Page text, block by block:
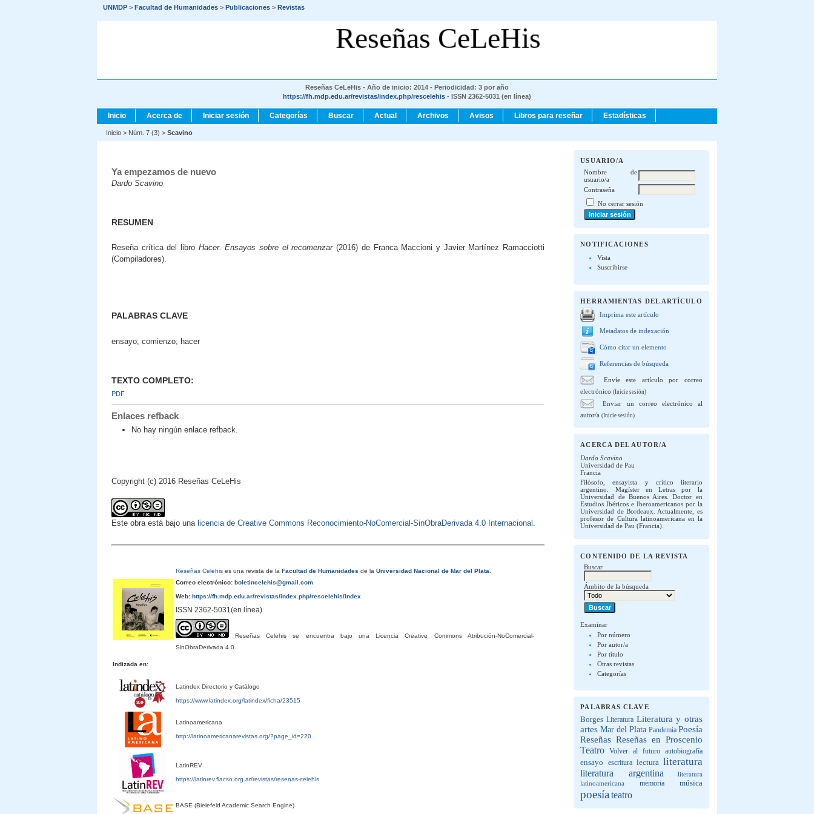
UNMDP > Facultad de Humanidades > Publicaciones > Revistas
Reseñas CeLeHis
Reseñas CeLeHis - Año de inicio: 2014 - Periodicidad: 3 por año
https://fh.mdp.edu.ar/revistas/index.php/rescelehis - ISSN 2362-5031 (en línea)
USUARIO/A
Nombre de
usuario/a
Contraseña
No cerrar sesión
NOTIFICACIONES
Vista
Suscribirse
HERRAMIENTAS DEL ARTÍCULO
Imprima este artículo
Metadatos de indexación
Cómo citar un elemento
Referencias de búsqueda
Envíe este artículo por correo
electrónico(Inicie sesión)
Enviar un correo electrónico al
autor/a(Inicie sesión)
ACERCA DEL AUTOR/A
Dardo Scavino
Universidad de Pau
Francia
Filósofo, ensayista y crítico literario
argentino. Magíster en Letras por la
Universidad de Buenos Aires. Doctor en
Estudios Ibéricos e Iberoamericanos por la
Universidad de Bordeaux. Actualmente, es
profesor de Cultura latinoamericana en la
Universidad de Pau (Francia).
CONTENIDO DE LA REVISTA
Buscar
Ámbito de la búsqueda
Examinar
Por número
Por autor/a
Por título
Otras revistas
Categorías
PALABRAS CLAVE
Borges Literatura Literatura y otras
artes Mar del Plata Pandemia Poesía
Reseñas Reseñas en Proscenio
Teatro Volver al futuro autobiografía
ensayo escritura lectura literatura
literatura argentina
literatura
latinoamericana
memoria música
poesía teatro
Inicio Acerca de Iniciar sesión Categorías Buscar Actual Archivos Avisos Libros para reseñar Estadísticas
Inicio > Núm. 7 (3) > Scavino
Ya empezamos de nuevo
Dardo Scavino
RESUMEN
Reseña crítica del libro Hacer. Ensayos sobre el recomenzar(2016) de Franca Maccioni y Javier Martínez Ramacciotti
(Compiladores).
PALABRAS CLAVE
ensayo; comienzo; hacer
TEXTO COMPLETO:
PDF
Enlaces refback
No hay ningún enlace refback.
Copyright (c) 2016 Reseñas CeLeHis
Este obra está bajo una licencia de Creative Commons Reconocimiento-NoComercial-SinObraDerivada 4.0 Internacional .
Reseñas Celehises una revista de la Facultad de Humanidades de la Universidad Nacional de Mar del Plata
Correo electrónico:boletincelehis@gmail.com
Web:https://fh.mdp.edu.ar/revistas/index.php/rescelehis/index
ISSN 2362-5031(en línea)
Reseñas Celehis se encuentra bajo una Licencia Creative Commons Atribución-NoComercial-
SinObraDerivada 4.0.
Indizada en:
Latindex Directorio y Catálogo
https://www.latindex.org/latindex/ficha/23515
Latinoamericana
http://latinoamericanarevistas.org/?page_id=220
LatinREV
https://latinrev.flacso.org.ar/revistas/resenas-celehis
BASE (Bielefeld Academic Search Engine)